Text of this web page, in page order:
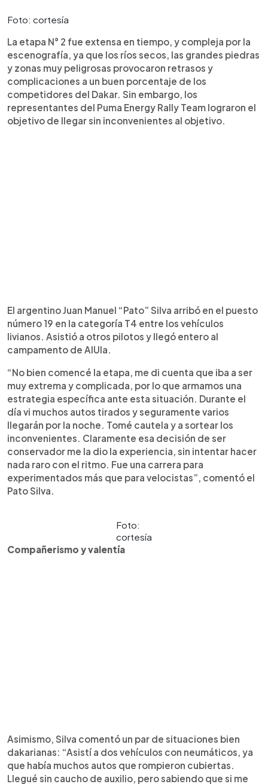
Foto: cortesía
La etapa N° 2 fue extensa en tiempo, y compleja por la
escenografía, ya que los ríos secos, las grandes piedras
y zonas muy peligrosas provocaron retrasos y
complicaciones a un buen porcentaje de los
competidores del Dakar. Sin embargo, los
representantes del Puma Energy Rally Team lograron el
objetivo de llegar sin inconvenientes al objetivo.
El argentino Juan Manuel “Pato” Silva arribó en el puesto
número 19 en la categoría T4 entre los vehículos
livianos. Asistió a otros pilotos y llegó entero al
campamento de AlUla.
“No bien comencé la etapa, me di cuenta que iba a ser
muy extrema y complicada, por lo que armamos una
estrategia específica ante esta situación. Durante el
día vi muchos autos tirados y seguramente varios
llegarán por la noche. Tomé cautela y a sortear los
inconvenientes. Claramente esa decisión de ser
conservador me la dio la experiencia, sin intentar hacer
nada raro con el ritmo. Fue una carrera para
experimentados más que para velocistas”, comentó el
Pato Silva.
Foto:
cortesía
Compañerismo y valentía
Asimismo, Silva comentó un par de situaciones bien
dakarianas: “Asistí a dos vehículos con neumáticos, ya
que había muchos autos que rompieron cubiertas.
Llegué sin caucho de auxilio, pero sabiendo que si me